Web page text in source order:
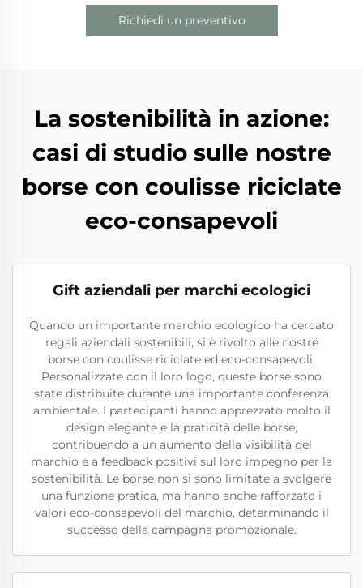
Richiedi un preventivo
La sostenibilità in azione:
casi di studio sulle nostre
borse con coulisse riciclate
eco-consapevoli
Gift aziendali per marchi ecologici
Quando un importante marchio ecologico ha cercato
regali aziendali sostenibili, si è rivolto alle nostre
borse con coulisse riciclate ed eco-consapevoli.
Personalizzate con il loro logo, queste borse sono
state distribuite durante una importante conferenza
ambientale. I partecipanti hanno apprezzato molto il
design elegante e la praticità delle borse,
contribuendo a un aumento della visibilità del
marchio e a feedback positivi sul loro impegno per la
sostenibilità. Le borse non si sono limitate a svolgere
una funzione pratica, ma hanno anche rafforzato i
valori eco-consapevoli del marchio, determinando il
successo della campagna promozionale.